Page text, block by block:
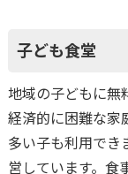
子ども食堂
地域の子どもに無
経済的に困難な家
多い子も利用でき
営しています。食